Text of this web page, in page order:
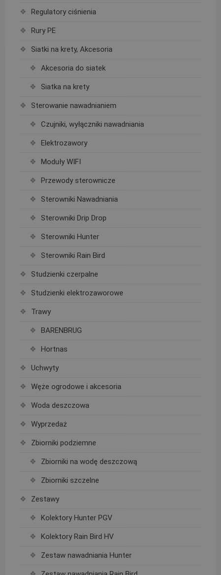
Regulatory ciśnienia
Rury PE
Siatki na krety, Akcesoria
Akcesoria do siatek
Siatka na krety
Sterowanie nawadnianiem
Czujniki, wyłączniki nawadniania
Elektrozawory
Moduły WIFI
Przewody sterownicze
Sterowniki Nawadniania
Sterowniki Drip Drop
Sterowniki Hunter
Sterowniki Rain Bird
Studzienki czerpalne
Studzienki elektrozaworowe
Trawy
BARENBRUG
Hortnas
Uchwyty
Węże ogrodowe i akcesoria
Woda deszczowa
Wyprzedaż
Zbiorniki podziemne
Zbiorniki na wodę deszczową
Zbiorniki szczelne
Zestawy
Kolektory Hunter PGV
Kolektory Rain Bird HV
Zestaw nawadniania Hunter